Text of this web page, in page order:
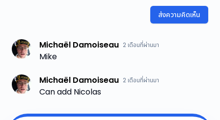
ส่งความคิดเห็น
Michaël Damoiseau 2 เดือนที่ผ่านมา
Mike
Michaël Damoiseau 2 เดือนที่ผ่านมา
Can add Nicolas